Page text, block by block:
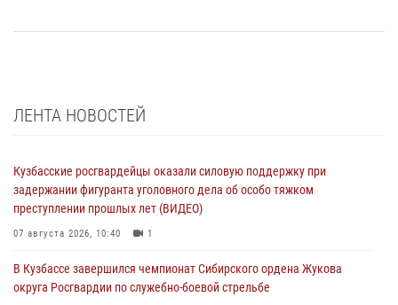
ЛЕНТА НОВОСТЕЙ
Кузбасские росгвардейцы оказали силовую поддержку при
задержании фигуранта уголовного дела об особо тяжком
преступлении прошлых лет (ВИДЕО)
07 августа 2026, 10:40 1
В Кузбассе завершился чемпионат Сибирского ордена Жукова
округа Росгвардии по служебно-боевой стрельбе